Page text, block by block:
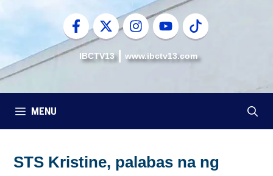
IBCTV13 www.ibctv13.com
MENU
STS Kristine, palabas na ng